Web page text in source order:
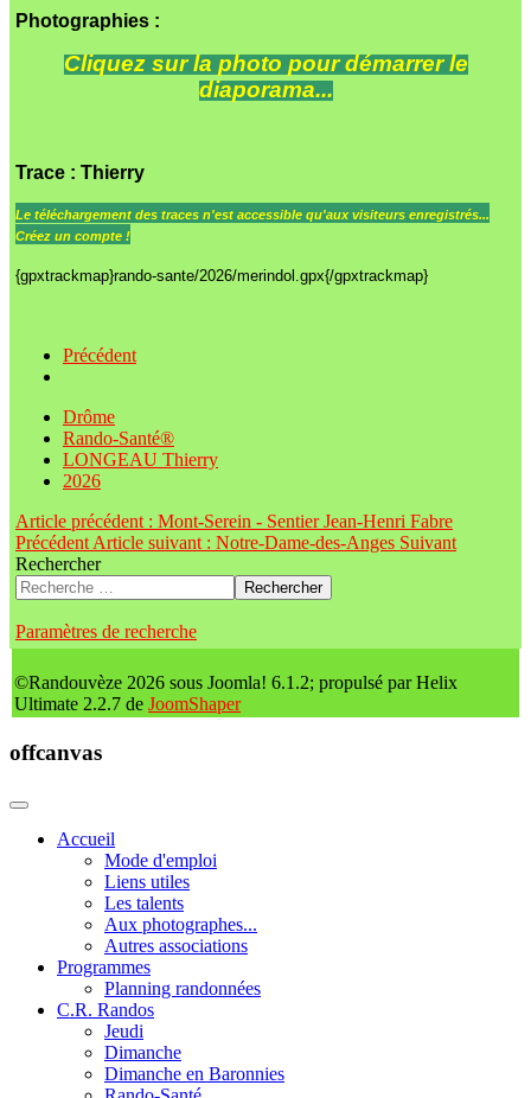
Photographies :
Cliquez sur la photo pour démarrer le
diaporama...
Trace : Thierry
Le téléchargement des traces n'est accessible qu'aux visiteurs enregistrés...
Créez un compte !
{gpxtrackmap}rando-sante/2026/merindol.gpx{/gpxtrackmap}
Précédent
Drôme
Rando-Santé®
LONGEAU Thierry
2026
Article précédent : Mont-Serein - Sentier Jean-Henri Fabre
Précédent Article suivant : Notre-Dame-des-Anges Suivant
Rechercher
Rechercher
Paramètres de recherche
©Randouvèze 2026 sous Joomla! 6.1.2; propulsé par Helix
Ultimate 2.2.7 de JoomShaper
offcanvas
Accueil
Mode d'emploi
Liens utiles
Les talents
Aux photographes...
Autres associations
Programmes
Planning randonnées
C.R. Randos
Jeudi
Dimanche
Dimanche en Baronnies